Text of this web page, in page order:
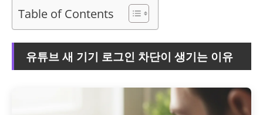
Table of Contents
유튜브 새 기기 로그인 차단이 생기는 이유